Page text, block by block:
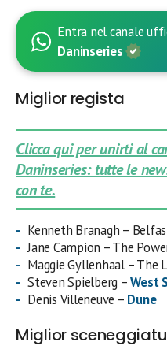
Entra nel canale
Daninseries
Miglior regista
Clicca qui per unirti al
Daninseries: tutte le
con te.
Kenneth Branagh –
Jane Campion – The
Maggie Gyllenhaal – The
Steven Spielberg –West
Denis Villeneuve – Dune
Miglior